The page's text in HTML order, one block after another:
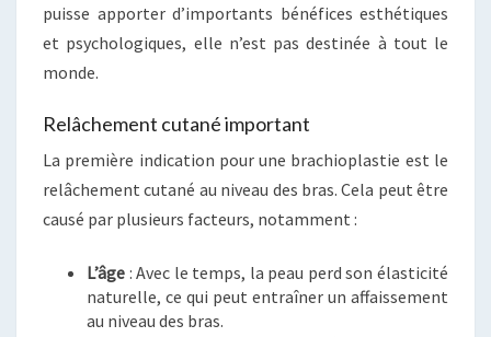
puisse apporter d’importants bénéfices esthétiques
et psychologiques, elle n’est pas destinée à tout le
monde.
Relâchement cutané important
La première indication pour une brachioplastie est le
relâchement cutané au niveau des bras. Cela peut être
causé par plusieurs facteurs, notamment :
L’âge : Avec le temps, la peau perd son élasticité
naturelle, ce qui peut entraîner un affaissement
au niveau des bras.